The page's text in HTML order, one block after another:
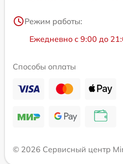
Режим работы:
Ежедневно с 9:00 до
Способы оплаты
© 2026 Сервисный центр